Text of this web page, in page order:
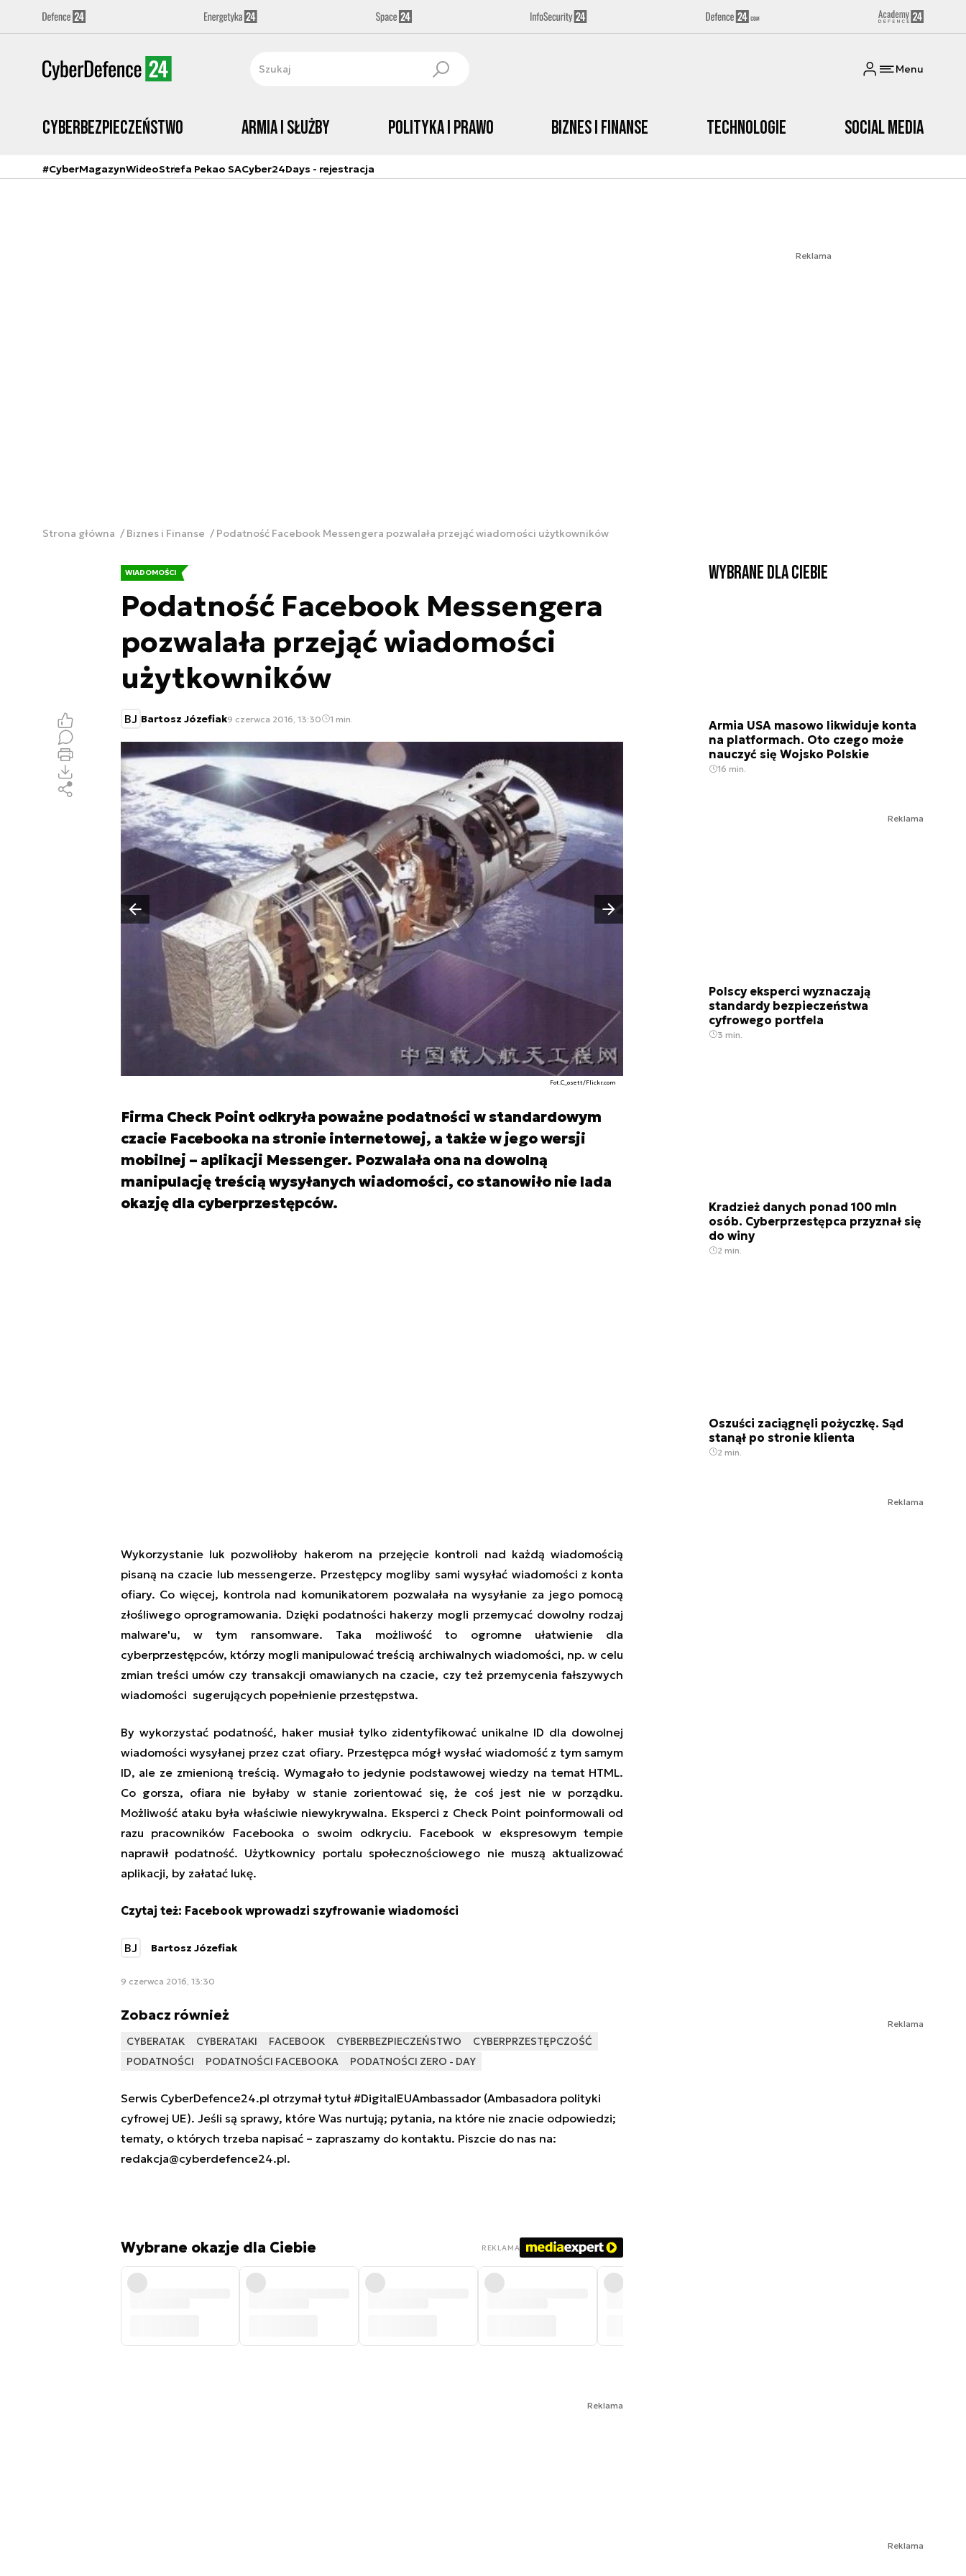
Menu
Cyberbezpieczeństwo Armia i Służby Polityka i prawo Biznes i Finanse Technologie Social media
#CyberMagazynWideoStrefa Pekao SACyber24Days - rejestracja
Reklama
Strona główna Biznes i Finanse Podatność Facebook Messengera pozwalała przejąć wiadomości użytkowników
WIADOMOŚCI
Podatność Facebook Messengera
pozwalała przejąć wiadomości
użytkowników
BJ Bartosz Józefiak9 czerwca 2016, 13:30 1 min.
Fot.C_osett/Flickr.com
Poprzedni slajd
Następny slajd
Firma Check Point odkryła poważne podatności w standardowym
czacie Facebooka na stronie internetowej, a także w jego wersji
mobilnej – aplikacji Messenger. Pozwalała ona na dowolną
manipulację treścią wysyłanych wiadomości, co stanowiło nie lada
okazję dla cyberprzestępców.
Wykorzystanie luk pozwoliłoby hakerom na przejęcie kontroli nad każdą wiadomością
pisaną na czacie lub messengerze. Przestępcy mogliby sami wysyłać wiadomości z konta
ofiary. Co więcej, kontrola nad komunikatorem pozwalała na wysyłanie za jego pomocą
złośliwego oprogramowania. Dzięki podatności hakerzy mogli przemycać dowolny rodzaj
malware'u, w tym ransomware. Taka możliwość to ogromne ułatwienie dla
cyberprzestępców, którzy mogli manipulować treścią archiwalnych wiadomości, np. w celu
zmian treści umów czy transakcji omawianych na czacie, czy też przemycenia fałszywych
wiadomości sugerujących popełnienie przestępstwa.
By wykorzystać podatność, haker musiał tylko zidentyfikować unikalne ID dla dowolnej
wiadomości wysyłanej przez czat ofiary. Przestępca mógł wysłać wiadomość z tym samym
ID, ale ze zmienioną treścią. Wymagało to jedynie podstawowej wiedzy na temat HTML.
Co gorsza, ofiara nie byłaby w stanie zorientować się, że coś jest nie w porządku.
Możliwość ataku była właściwie niewykrywalna. Eksperci z Check Point poinformowali od
razu pracowników Facebooka o swoim odkryciu. Facebook w ekspresowym tempie
naprawił podatność. Użytkownicy portalu społecznościowego nie muszą aktualizować
aplikacji, by załatać lukę.
Czytaj też: Facebook wprowadzi szyfrowanie wiadomości
BJ Bartosz Józefiak
9 czerwca 2016, 13:30
Zobacz również
CYBERATAK CYBERATAKI FACEBOOK CYBERBEZPIECZEŃSTWO
CYBERPRZESTĘPCZOŚĆ
PODATNOŚCI
PODATNOŚCI FACEBOOKA PODATNOŚCI ZERO - DAY
Serwis CyberDefence24.pl otrzymał tytuł #DigitalEUAmbassador (Ambasadora polityki
cyfrowej UE). Jeśli są sprawy, które Was nurtują; pytania, na które nie znacie odpowiedzi;
tematy, o których trzeba napisać – zapraszamy do kontaktu. Piszcie do nas na:
redakcja@cyberdefence24.pl.
Wybrane okazje dla Ciebie REKLAMA
Reklama
Wybrane dla Ciebie
Armia USA masowo likwiduje konta
na platformach. Oto czego może
nauczyć się Wojsko Polskie
16 min.
Reklama
Polscy eksperci wyznaczają
standardy bezpieczeństwa
cyfrowego portfela
3 min.
Kradzież danych ponad 100 mln
osób. Cyberprzestępca przyznał się
do winy
2 min.
Oszuści zaciągnęli pożyczkę. Sąd
stanął po stronie klienta
2 min.
Reklama
Reklama
Reklama